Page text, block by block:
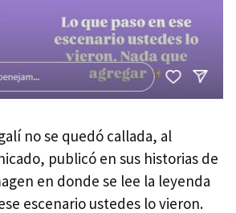
no se quedó callada, al
publicó en sus historias de
en donde se lee la leyenda
escenario ustedes lo vieron.